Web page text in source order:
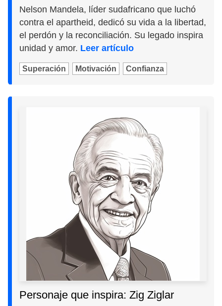
Nelson Mandela, líder sudafricano que luchó
contra el apartheid, dedicó su vida a la libertad,
el perdón y la reconciliación. Su legado inspira
unidad y amor. Leer artículo
Superación Motivación Confianza
Personaje que inspira: Zig Ziglar